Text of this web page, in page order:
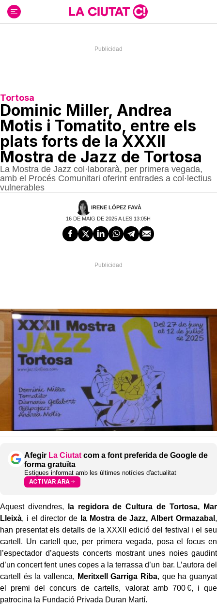
contenido
Tortosa
Dominic Miller, Andrea
Motis i Tomatito, entre els
plats forts de la XXXII
Mostra de Jazz de Tortosa
La Mostra de Jazz col·laborarà, per primera vegada,
amb el Procés Comunitari oferint entrades a col·lectius
vulnerables
IRENE LÓPEZ FAVÀ
16 DE MAIG DE 2025 A LES 13:05H
Afegir La Ciutat com a font preferida de Google de
forma gratuïta
Estigues informat amb les últimes notícies d'actualitat
ACTIVAR ARA
Aquest divendres,
la regidora de Cultura de Tortosa, Mar
Lleixà, i el director de la Mostra de Jazz, Albert Ormazabal ,
han presentat els detalls de la XXXII edició del festival i el seu
cartell. Un cartell que, per primera vegada, posa el focus en
l’espectador d’aquests concerts mostrant unes noies gaudint
d’un concert fent unes copes a la terrassa d’un bar. L’autora del
cartell és la vallenca, Meritxell Garriga Riba, que ha guanyat
el premi del concurs de cartells, valorat amb 700 €, i que
patrocina la Fundació Privada Duran Martí.